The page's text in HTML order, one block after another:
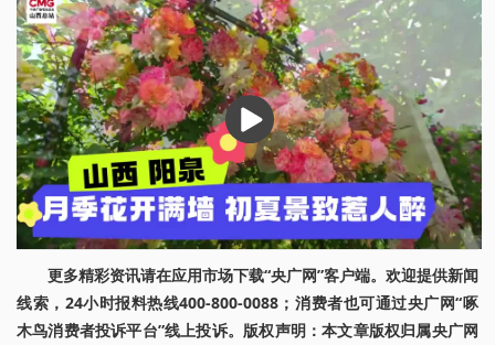
播
放
更多精彩资讯请在应用市场下载“央广网”客户端。欢迎提供新闻
线索，24小时报料热线400-800-0088；消费者也可通过央广网“啄
木鸟消费者投诉平台”线上投诉。版权声明：本文章版权归属央广网